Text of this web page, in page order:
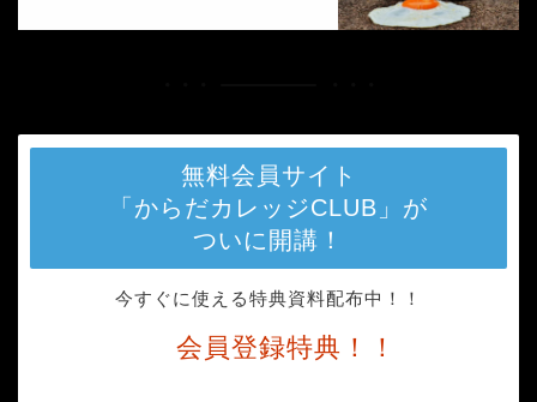
無料会員サイト
「からだカレッジCLUB」が
ついに開講！
今すぐに使える特典資料配布中！！
会員登録特典！！